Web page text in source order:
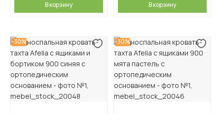
В корзину В корзину
-30% -30%